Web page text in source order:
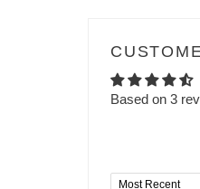
Based on 3
Sort by